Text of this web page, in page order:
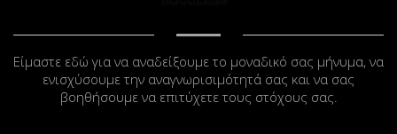
Είμαστε εδώ για να αναδείξουμε το μοναδικό σας μήνυμα, να
ενισχύσουμε την αναγνωρισιμότητά σας και να σας
βοηθήσουμε να επιτύχετε τους στόχους σας.